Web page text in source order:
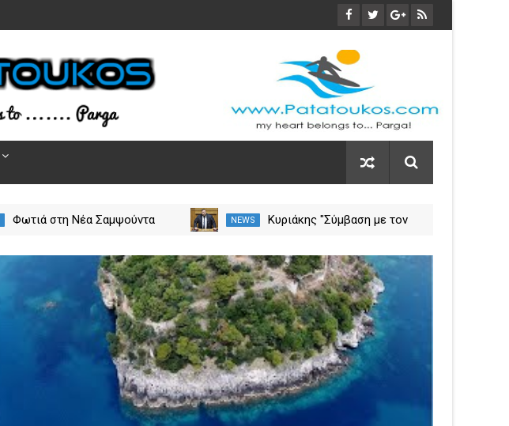
Αυξήθηκαν τα τροχαία και οι
NEWS
Φωτιά στη Νέα Σαμψούντα
δυνάμεις